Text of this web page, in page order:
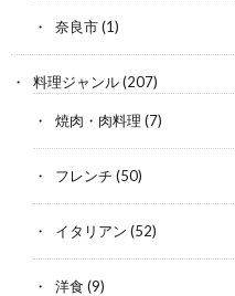
奈良市(1)
料理ジャンル(207)
焼肉・肉料理 (7)
フレンチ (50)
イタリアン (52)
洋食 (9)